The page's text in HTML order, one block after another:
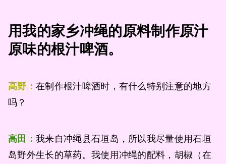
用我的家乡冲绳的原料制作原汁
原味的根汁啤酒。
高野： 在制作根汁啤酒时，有什么特别注意的地方
吗？
高田： 我来自冲绳县石垣岛，所以我尽量使用石垣
岛野外生长的草药。我使用冲绳的配料，胡椒（在